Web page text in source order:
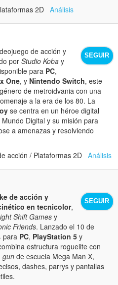
2D Análisis
SEGUIR
de acción y
por Studio Koba y
para PC,
One, y Nintendo Switch, este
de metroidvania con una
a la era de los 80. La
se centra en un héroe digital
Digital y su misión para
a amenazas y resolviendo
acción / Plataformas 2D Análisis
SEGUIR
de acción y
en tecnicolor,
Shift Games y
Friends. Lanzado el 10 de
para PC, PlayStation 5 y
estructura roguelite con
gun de escuela Mega Man X,
dashes, parrys y pantallas